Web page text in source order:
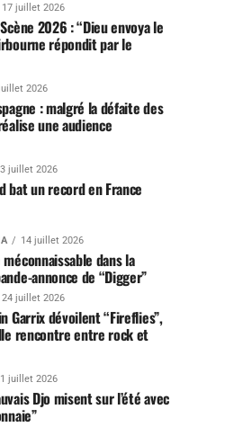
17 juillet 2026
2026 : “Dieu envoya le
répondit par le
2026
: malgré la défaite des
une audience
juillet 2026
bat un record en France
14 juillet 2026
dans la
annonce de “Digger”
24 juillet 2026
Garrix dévoilent “Fireflies”,
rencontre entre rock et
juillet 2026
Djo misent sur l’été avec